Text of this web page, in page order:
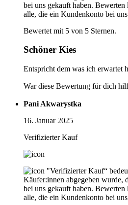
bei uns gekauft haben.
alle, die ein Kundenkonto bei
Bewertet mit 5 von 5 Sternen.
Schöner Kies
Entspricht dem was ich erwartet
War diese Bewertung für dich
Pani Akwarystka
16. Januar 2025
Verifizierter Kauf
"Verifizierter Kauf“
Käufer:innen abgegeben wurde,
bei uns gekauft haben.
alle, die ein Kundenkonto bei